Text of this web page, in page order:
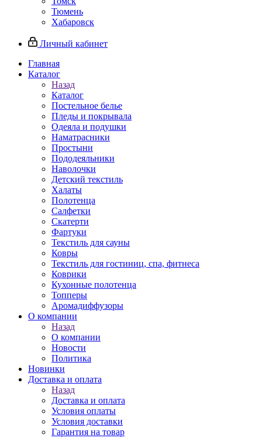
Тюмень
Хабаровск
Личный кабинет
Главная
Каталог
Назад
Каталог
Постельное белье
Пледы и покрывала
Одеяла и подушки
Наматрасники
Простыни
Пододеяльники
Наволочки
Детский текстиль
Халаты
Полотенца
Салфетки
Скатерти
Фартуки
Текстиль для сауны
Ковры
Текстиль для гостиниц, спа, фитнеса
Коврики
Кухонные полотенца
Топперы
Аромадиффузоры
О компании
Назад
О компании
Новости
Политика
Новинки
Доставка и оплата
Назад
Доставка и оплата
Условия оплаты
Условия доставки
Гарантия на товар